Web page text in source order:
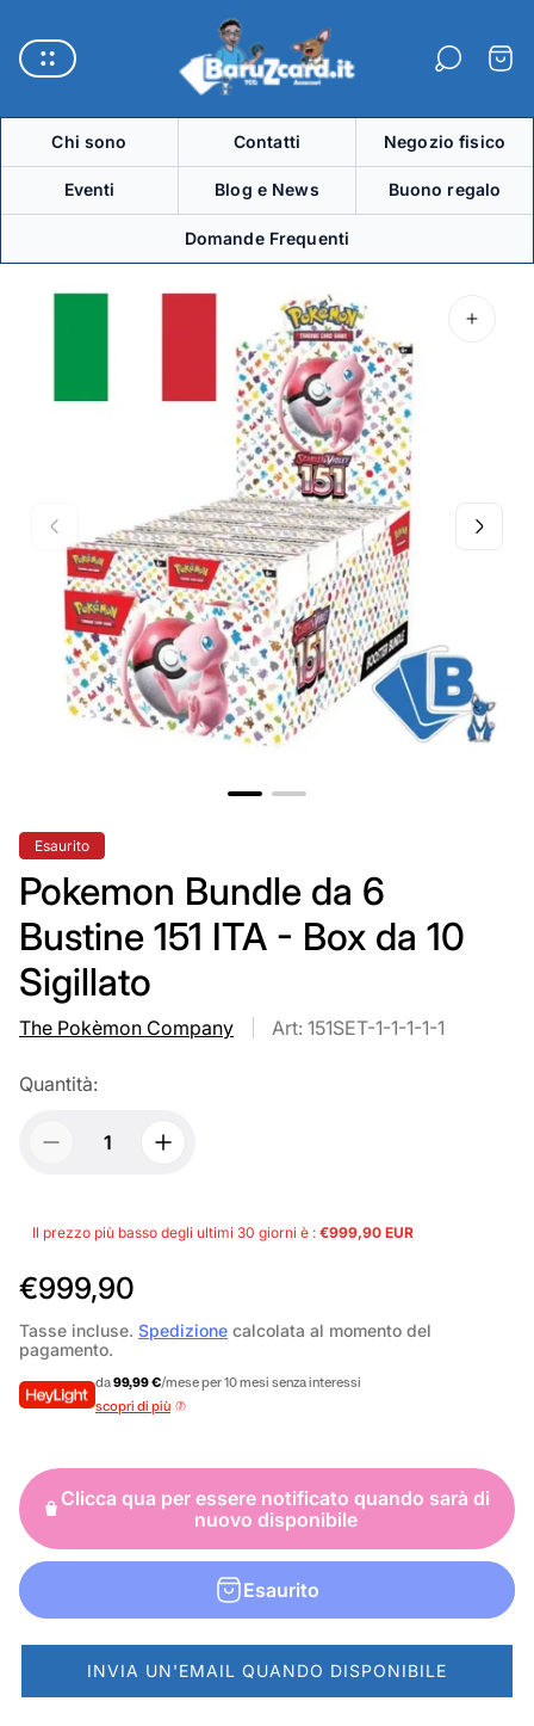
del
negozio"
Chi sono Contatti Negozio fisico
Eventi Blog e News Buono regalo
Domande Frequenti
Etichetta
del
prodotto:
Esaurito
Pokemon Bundle da 6
Bustine 151 ITA - Box da 10
Sigillato
The Pokèmon Company Art: 151SET-1-1-1-1-1
Quantità:
Il prezzo più basso degli ultimi 30 giorni è : €999,90 EUR
P
r
e
z
o
n
o
r
m
a
l
€999,90
Tasse incluse. Spedizione calcolata al momento del
pagamento.
da99,99 €/mese per 10 mesi senza interessi
scopri di più
Clicca qua per essere notificato quando sarà di
nuovo disponibile
Esaurito
INVIA UN'EMAIL QUANDO DISPONIBILE